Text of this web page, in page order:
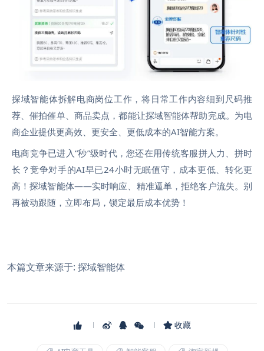
探域智能体拆解电商岗位工作，将日常工作内容细到尺码推
荐、催拍催单、商品卖点，都能让探域智能体帮助完成。为电
商企业提供更高效、更安全、更低成本的AI智能方案。
电商竞争已进入“秒”级时代，您还在用传统客服拼人力、拼时
长？竞争对手的AI早已24小时无眠值守，成本更低、转化更
高！探域智能体——实时响应、精准逼单，拒绝客户流失。别
再被动跟随，立即布局，锁定最后成本优势！
本篇文章来源于: 探域智能体
收藏